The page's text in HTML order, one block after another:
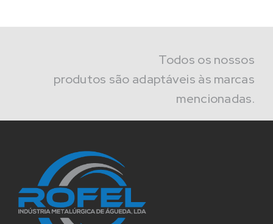
Todos os nossos
produtos são adaptáveis às marcas
mencionadas.